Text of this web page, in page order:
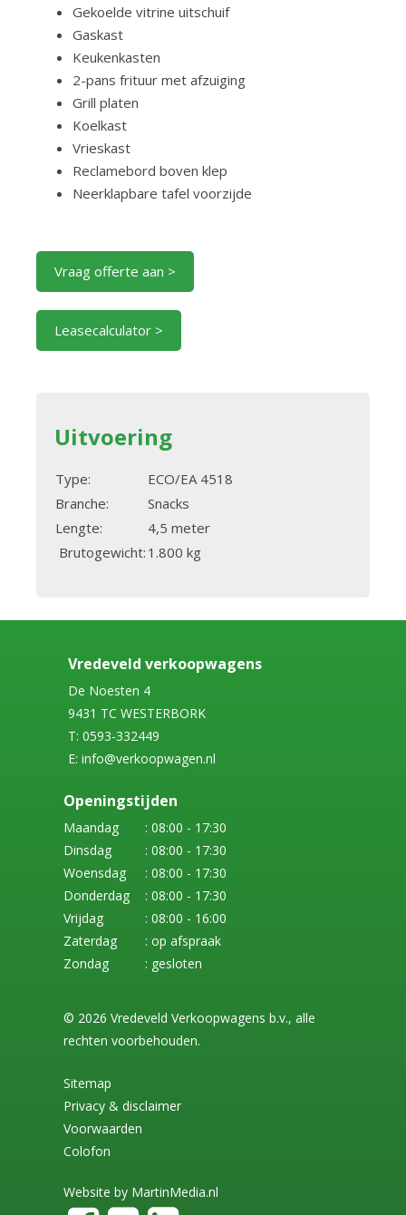
Gekoelde vitrine uitschuif
Gaskast
Keukenkasten
2-pans frituur met afzuiging
Grill platen
Koelkast
Vrieskast
Reclamebord boven klep
Neerklapbare tafel voorzijde
Vraag offerte aan >
Leasecalculator >
Uitvoering
Type:
ECO/EA 4518
Branche:
Snacks
Lengte:
4,5 meter
Brutogewicht: 1.800 kg
Vredeveld verkoopwagens
De Noesten 4
9431 TC WESTERBORK
T: 0593-332449
E: info@verkoopwagen.nl
Openingstijden
Maandag
: 08:00 - 17:30
Dinsdag
: 08:00 - 17:30
Woensdag
: 08:00 - 17:30
Donderdag
: 08:00 - 17:30
Vrijdag
: 08:00 - 16:00
Zaterdag
: op afspraak
Zondag
: gesloten
© 2026 Vredeveld Verkoopwagens b.v., alle
rechten voorbehouden.
Sitemap
Privacy & disclaimer
Voorwaarden
Colofon
Website by MartinMedia.nl